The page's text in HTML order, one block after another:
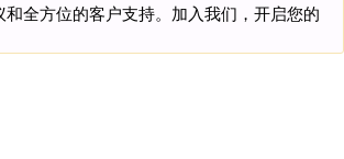
全方位的客户支持。加入我们，开启您的